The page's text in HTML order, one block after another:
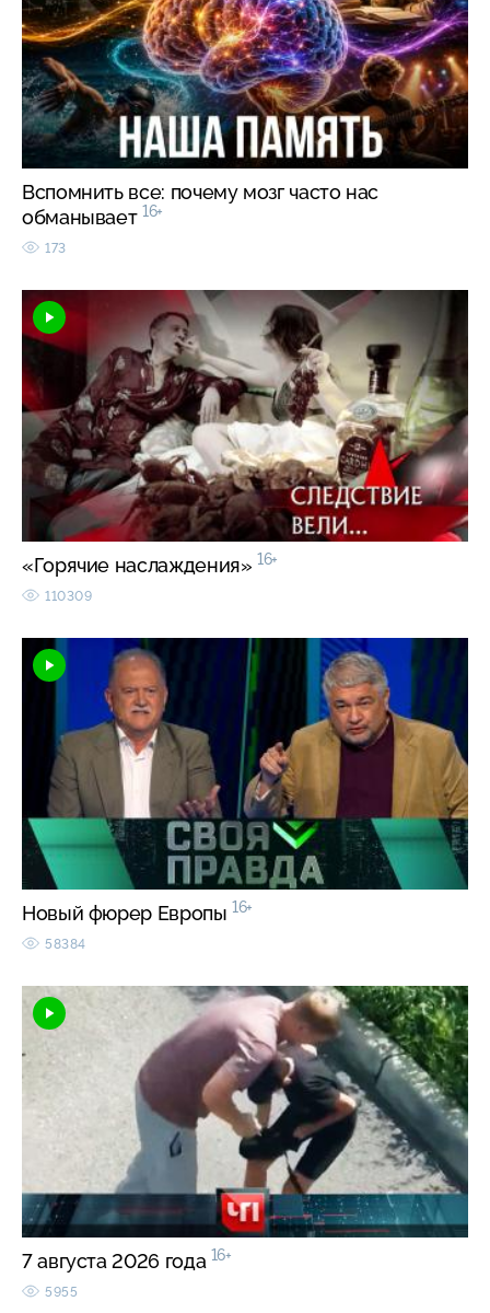
Вспомнить все: почему мозг часто нас
обманывает 16+
173
«Горячие наслаждения» 16+
110309
Новый фюрер Европы 16+
58384
7 августа 2026 года 16+
5955